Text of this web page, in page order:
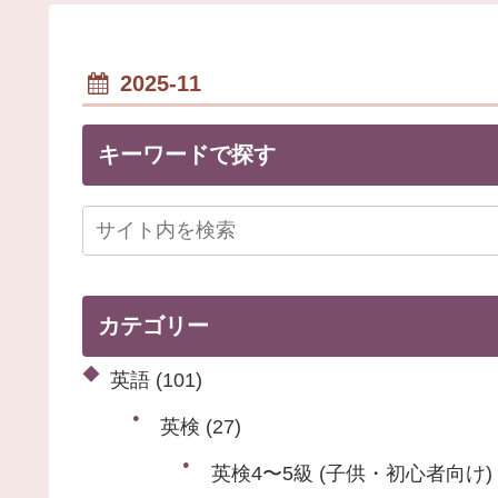
2025-11
キーワードで探す
カテゴリー
英語 (101)
英検 (27)
英検4〜5級 (子供・初心者向け)